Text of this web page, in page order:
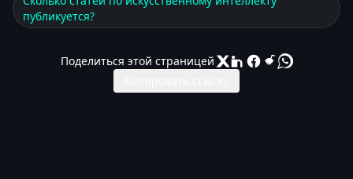
публикуется?
Поделиться этой страницей